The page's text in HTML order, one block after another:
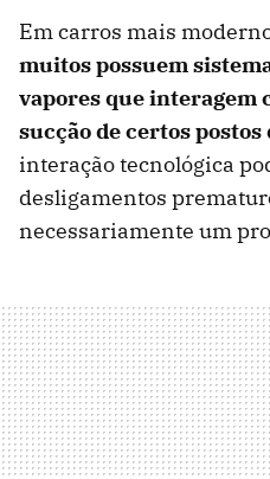
Em carros mais
muitos possuem
vapores que interagem
sucção de certos postos
interação tecnológica
desligamentos
necessariamente um